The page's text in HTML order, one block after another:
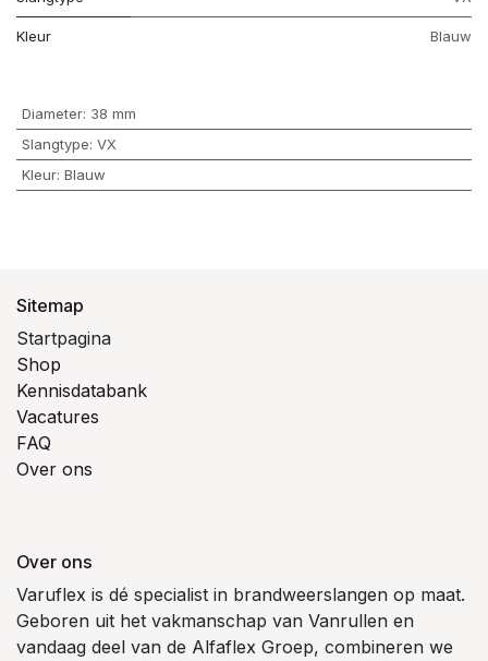
Kleur Blauw
Diameter: 38 mm
Slangtype: VX
Kleur: Blauw
Sitemap
Startpagina
Shop
Kennisdatabank
Vacatures
FAQ
Over ons
Over ons
Varuflex is dé specialist in brandweerslangen op maat.
Geboren uit het vakmanschap van Vanrullen en
vandaag deel van de Alfaflex Groep, combineren we